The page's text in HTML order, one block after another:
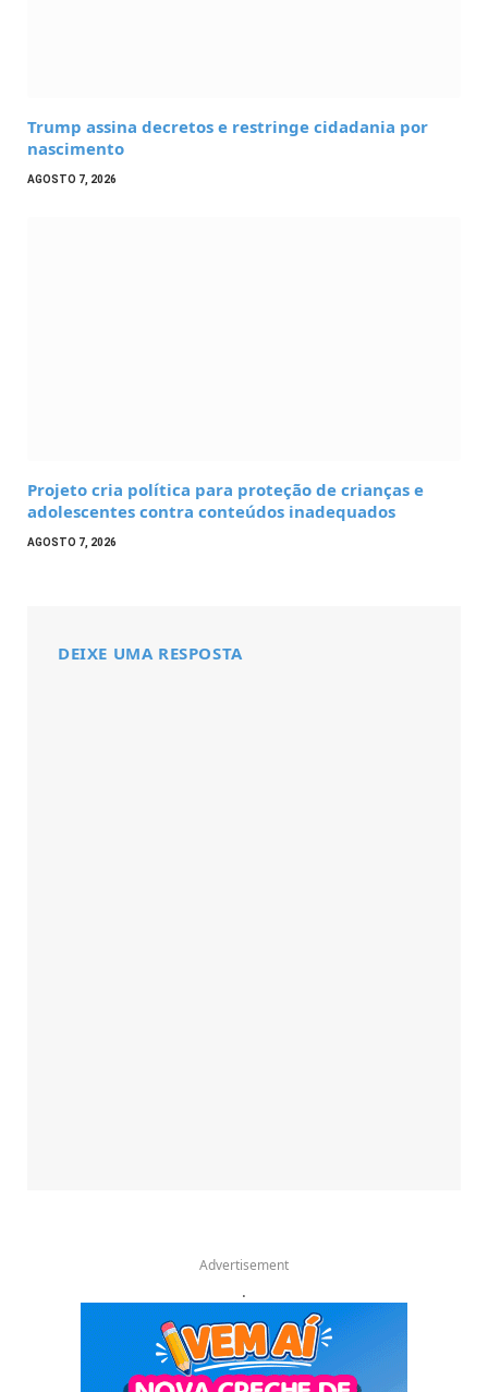
Trump assina decretos e restringe cidadania por
nascimento
AGOSTO 7, 2026
Projeto cria política para proteção de crianças e
adolescentes contra conteúdos inadequados
AGOSTO 7, 2026
DEIXE UMA RESPOSTA
Advertisement
.